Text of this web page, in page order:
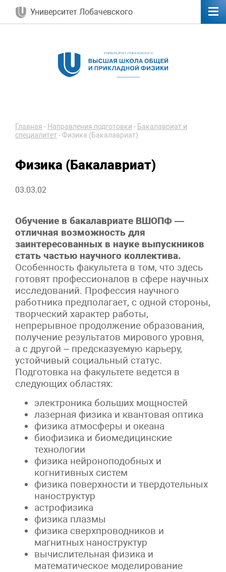
Университет Лобачевского
Главная - Направления подготовки - Бакалавриат и
специалитет-Физика (Бакалавриат)
Физика (Бакалавриат)
03.03.02
Обучение в бакалавриате ВШОПФ —
отличная возможность для
заинтересованных в науке выпускников
стать частью научного коллектива.
Особенность факультета в том, что здесь
готовят профессионалов в сфере научных
исследований. Профессия научного
работника предполагает, с одной стороны,
творческий характер работы,
непрерывное продолжение образования,
получение результатов мирового уровня,
а с другой – предсказуемую карьеру,
устойчивый социальный статус.
Подготовка на факультете ведется в
следующих областях:
электроника больших мощностей
лазерная физика и квантовая оптика
физика атмосферы и океана
биофизика и биомедицинские
технологии
физика нейроноподобных и
когнитивных систем
физика поверхности и твердотельных
наноструктур
астрофизика
физика плазмы
физика сверхпроводников и
магнитных наноструктур
вычислительная физика и
математическое моделирование